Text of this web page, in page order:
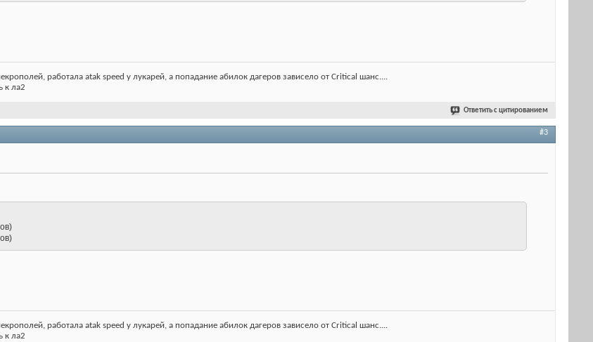
работала atak speed у лукарей, а попадание абилок дагеров зависело от Critical шанс....
к ла2
Ответить с цитированием
#3
работала atak speed у лукарей, а попадание абилок дагеров зависело от Critical шанс....
к ла2